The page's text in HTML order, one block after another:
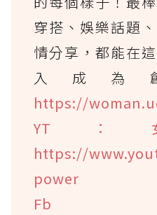
穿搭、娛樂話題
情分享，都能在
入成為
https://
YT：
https://
power